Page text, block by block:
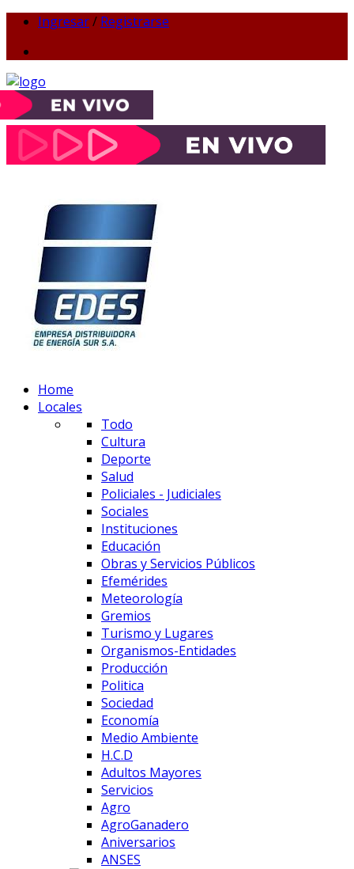
Ingresar/ Registrarse
Home
Locales
Todo
Cultura
Deporte
Salud
Policiales - Judiciales
Sociales
Instituciones
Educación
Obras y Servicios Públicos
Efemérides
Meteorología
Gremios
Turismo y Lugares
Organismos-Entidades
Producción
Politica
Sociedad
Economía
Medio Ambiente
H.C.D
Adultos Mayores
Servicios
Agro
AgroGanadero
Aniversarios
ANSES